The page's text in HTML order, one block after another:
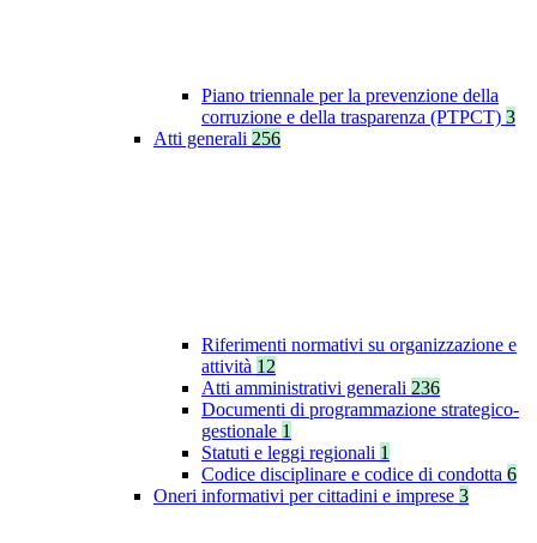
Piano triennale per la prevenzione della
corruzione e della trasparenza (PTPCT) 3
Atti generali 256
Riferimenti normativi su organizzazione e
attività 12
Atti amministrativi generali 236
Documenti di programmazione strategico-
gestionale 1
Statuti e leggi regionali 1
Codice disciplinare e codice di condotta 6
Oneri informativi per cittadini e imprese 3